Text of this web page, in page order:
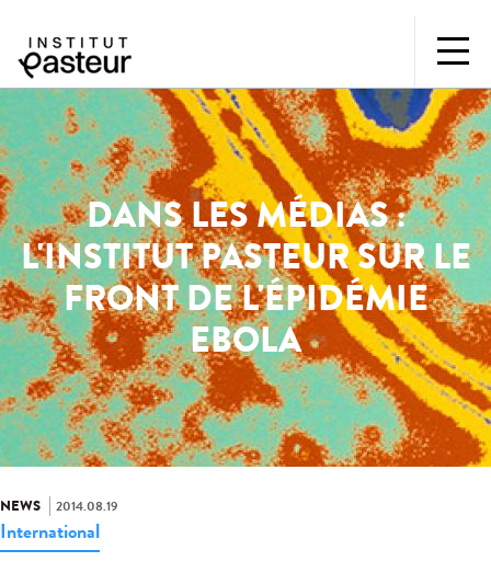
DANS LES MÉDIAS :
L'INSTITUT PASTEUR SUR LE
FRONT DE L'ÉPIDÉMIE
EBOLA
NEWS 2014.08.19
International